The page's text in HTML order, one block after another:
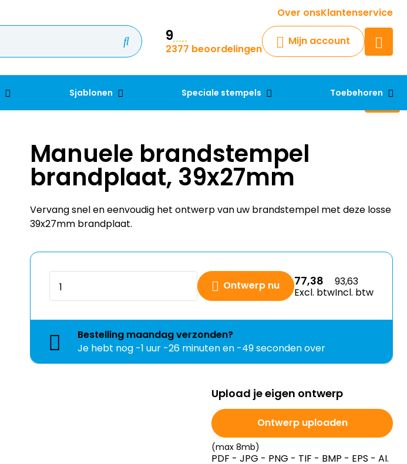
Over onsKlantenservice
9
2377 beoordelingen
Mijn account
Sjablonen Speciale stempels Toebehoren
Krijg een antwoord op uw vraag
Chatbot
Chat 24/7 met onze chatbot
Contact
Manuele brandstempel
brandplaat, 39x27mm
Vervang snel en eenvoudig het ontwerp van uw brandstempel met deze losse
39x27mm brandplaat.
Ontwerp nu 77,38
Excl. btw
93,63
Incl. btw
Bestelling maandagverzonden?
Je hebt nog -1 uur -26 minuten en -50 seconden over
Upload je eigen ontwerp
Ontwerp uploaden
(max 8mb)
PDF - JPG - PNG - TIF - BMP - EPS - AI.